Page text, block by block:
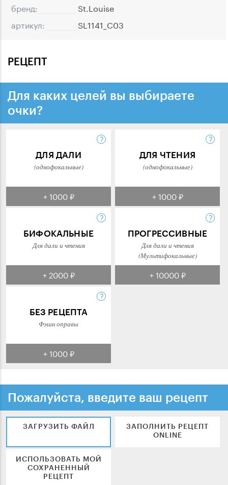
бренд:
St.Louise
артикул:
SL1141_C03
РЕЦЕПТ
Для каких целей вы выбираете
очки?
ДЛЯ ДАЛИ
(однофокальные)
+ 1000 ₽
ДЛЯ ЧТЕНИЯ
(однофокальные)
+ 1000 ₽
БИФОКАЛЬНЫЕ
Для дали и чтения
+ 2000 ₽
ПРОГРЕССИВНЫЕ
Для дали и чтения
(Мультифокальные)
+ 10000 ₽
БЕЗ РЕЦЕПТА
Фэшн оправы
+ 1000 ₽
Пожалуйста, введите ваш рецепт
ЗАГРУЗИТЬ ФАЙЛ
ЗАПОЛНИТЬ РЕЦЕПТ
ONLINE
ИСПОЛЬЗОВАТЬ МОЙ
СОХРАНЕННЫЙ
РЕЦЕПТ